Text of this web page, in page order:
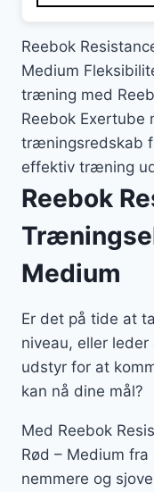
129
Reebok
Medium
træning med
Reebok Exertube
træningsredskab
effektiv træning
Reebok
Medium
Er det på tide at
niveau, eller
udstyr for at
kan nå dine mål?
Med Reebok
Rød – Medium
nemmere og